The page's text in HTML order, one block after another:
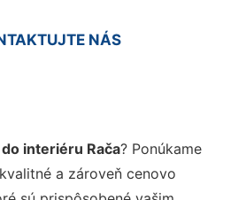
NÁS
interiéru Rača? Ponúkame
a zároveň cenovo